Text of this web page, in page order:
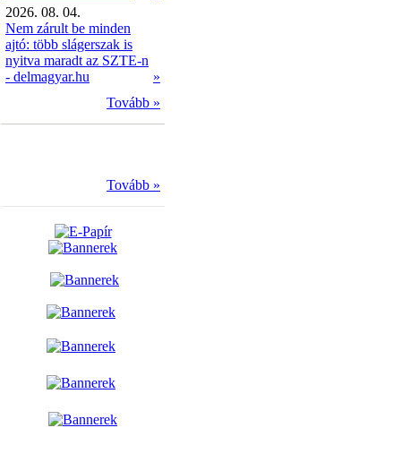
2026. 08. 04.
Nem zárult be minden
ajtó: több slágerszak is
nyitva maradt az SZTE-n
- delmagyar.hu
»
Tovább »
Tovább »